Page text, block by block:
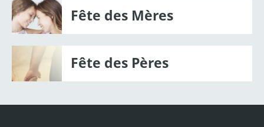
Fête des Mères
Fête des Pères